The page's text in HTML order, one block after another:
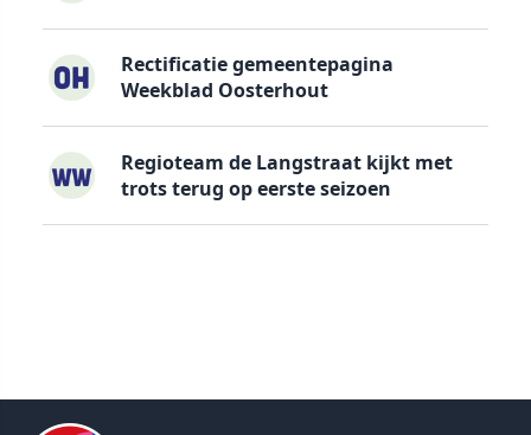
Rectificatie gemeentepagina
Weekblad Oosterhout
Regioteam de Langstraat kijkt met
trots terug op eerste seizoen